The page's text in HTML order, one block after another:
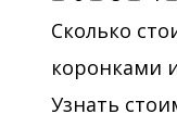
Сколько
коронками
Узнать